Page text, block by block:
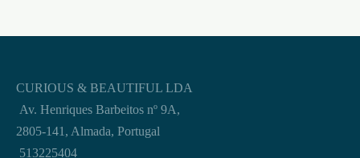
CURIOUS & BEAUTIFUL LDA
Av. Henriques Barbeitos nº 9A,
2805-141, Almada, Portugal
513225404